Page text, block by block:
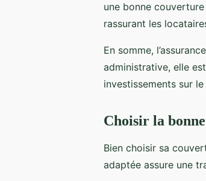
une bonne
rassurant les
En somme,
administrative, elle
investissements sur
Choisir la
Bien choisir sa
adaptée assure une